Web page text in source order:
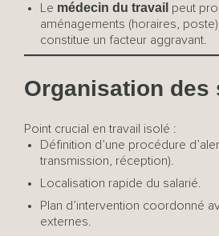
Le médecin du travail peut
aménagements (horaires, poste)
constitue un facteur aggravant.
Organisation des
Point crucial en travail isolé :
Définition d’une procédure
transmission, réception).
Localisation rapide du salarié.
Plan d’intervention coordonné
externes.